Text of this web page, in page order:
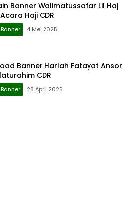
Banner Walimatussafar Lil Haj
Haji CDR
4 Mei 2025
Banner Harlah Fatayat Ansor
CDR
28 April 2025